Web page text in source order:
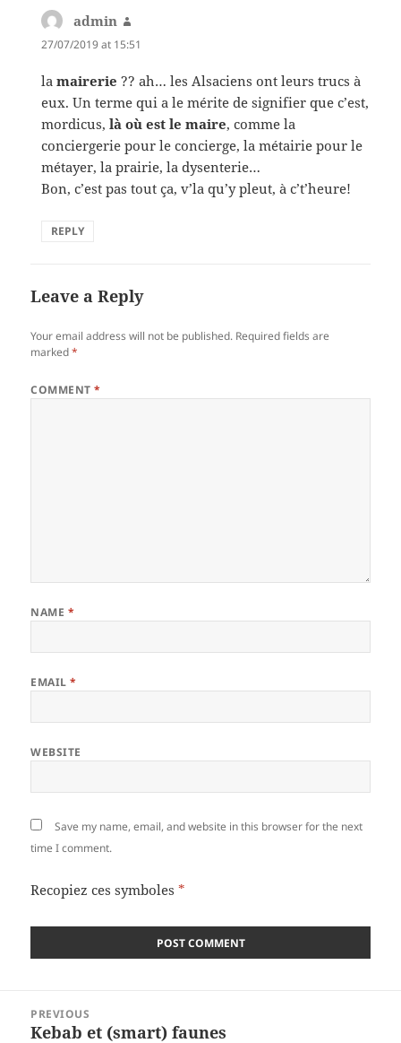
admin
27/07/2019 at 15:51
lamairerie ?? ah… les Alsaciens ont leurs trucs à
eux. Un terme qui a le mérite de signifier que c’est,
mordicus,là où est le maire, comme la
conciergerie pour le concierge, la métairie pour le
métayer, la prairie, la dysenterie…
Bon, c’est pas tout ça, v’la qu’y pleut, à c’t’heure!
REPLY
Leave a Reply
Your email address will not be published. Required fields are
marked*
COMMENT*
NAME *
EMAIL*
WEBSITE
Save my name, email, and website in this browser for the next
time I comment.
Recopiez ces symboles *
navigation
PREVIOUS
Previous
Kebab et (smart) faunes